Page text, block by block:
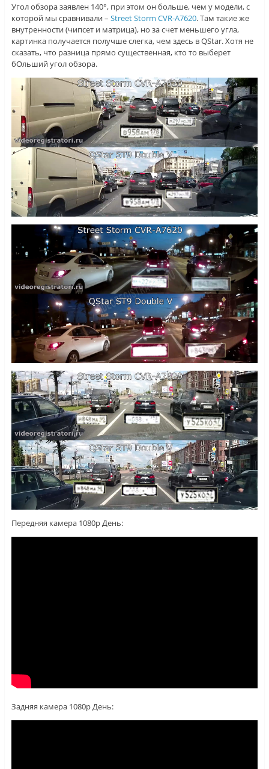
Угол обзора заявлен 140°, при этом он больше, чем у модели, с
которой мы сравнивали – Street Storm CVR-A7620. Там такие же
внутренности (чипсет и матрица), но за счет меньшего угла,
картинка получается получше слегка, чем здесь в QStar. Хотя не
сказать, что разница прямо существенная, кто то выберет
бОльший угол обзора.
Передняя камера 1080p День:
Задняя камера 1080p День: